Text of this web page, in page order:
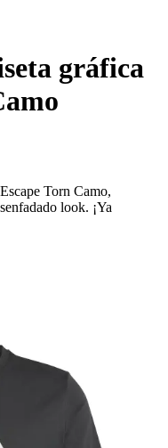
gráfica
Torn Camo,
look. ¡Ya